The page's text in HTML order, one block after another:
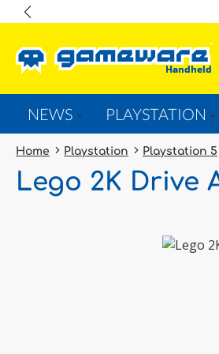
NEWS PLAYSTATION
Home Playstation Playstation 5
Lego 2K Drive
Bildergalerie überspringen